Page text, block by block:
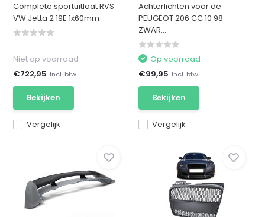
Complete sportuitlaat RVS
VW Jetta 2 19E 1x60mm
Vergelijk
Niet op voorraad
€722,95 Incl. btw
Bekijken
Achterlichten voor de
PEUGEOT 206 CC 10 98-
ZWAR...
Vergelijk
Op voorraad
€99,95 Incl. btw
Bekijken